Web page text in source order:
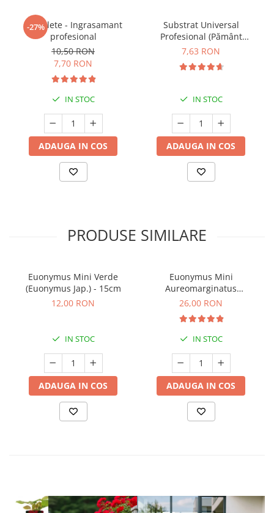
-27%
5 Tablete - Ingrasamant
profesional
10,50 RON
7,70 RON
IN STOC
ADAUGA IN COS
Substrat Universal
Profesional (Pământ
Premium) - 5 L
7,63 RON
IN STOC
ADAUGA IN COS
PRODUSE SIMILARE
Euonymus Mini Verde
(Euonymus Jap.) - 15cm
12,00 RON
IN STOC
ADAUGA IN COS
Euonymus Mini
Aureomarginatus
(Euonymus Jap.) - 15-20cm
26,00 RON
IN STOC
ADAUGA IN COS